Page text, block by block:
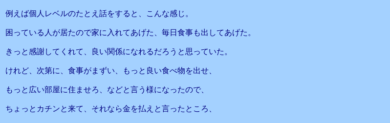
例えば個人レベルのたとえ話をすると、こんな感じ。
困っている人が居たので家に入れてあげた、毎日食事も出してあげた。
きっと感謝してくれて、良い関係になれるだろうと思っていた。
けれど、次第に、食事がまずい、もっと良い食べ物を出せ、
もっと広い部屋に住ませろ、などと言う様になったので、
ちょっとカチンと来て、それなら金を払えと言ったところ、